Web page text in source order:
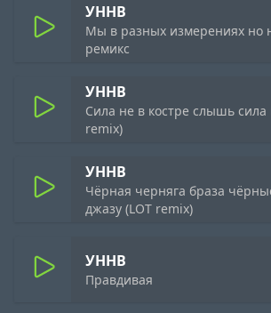
УННВ
Мы в разных измерениях но
ремикс
УННВ
Сила не в костре слышь сила
remix)
УННВ
Чёрная черняга браза
джазу (LOT remix)
УННВ
Правдивая